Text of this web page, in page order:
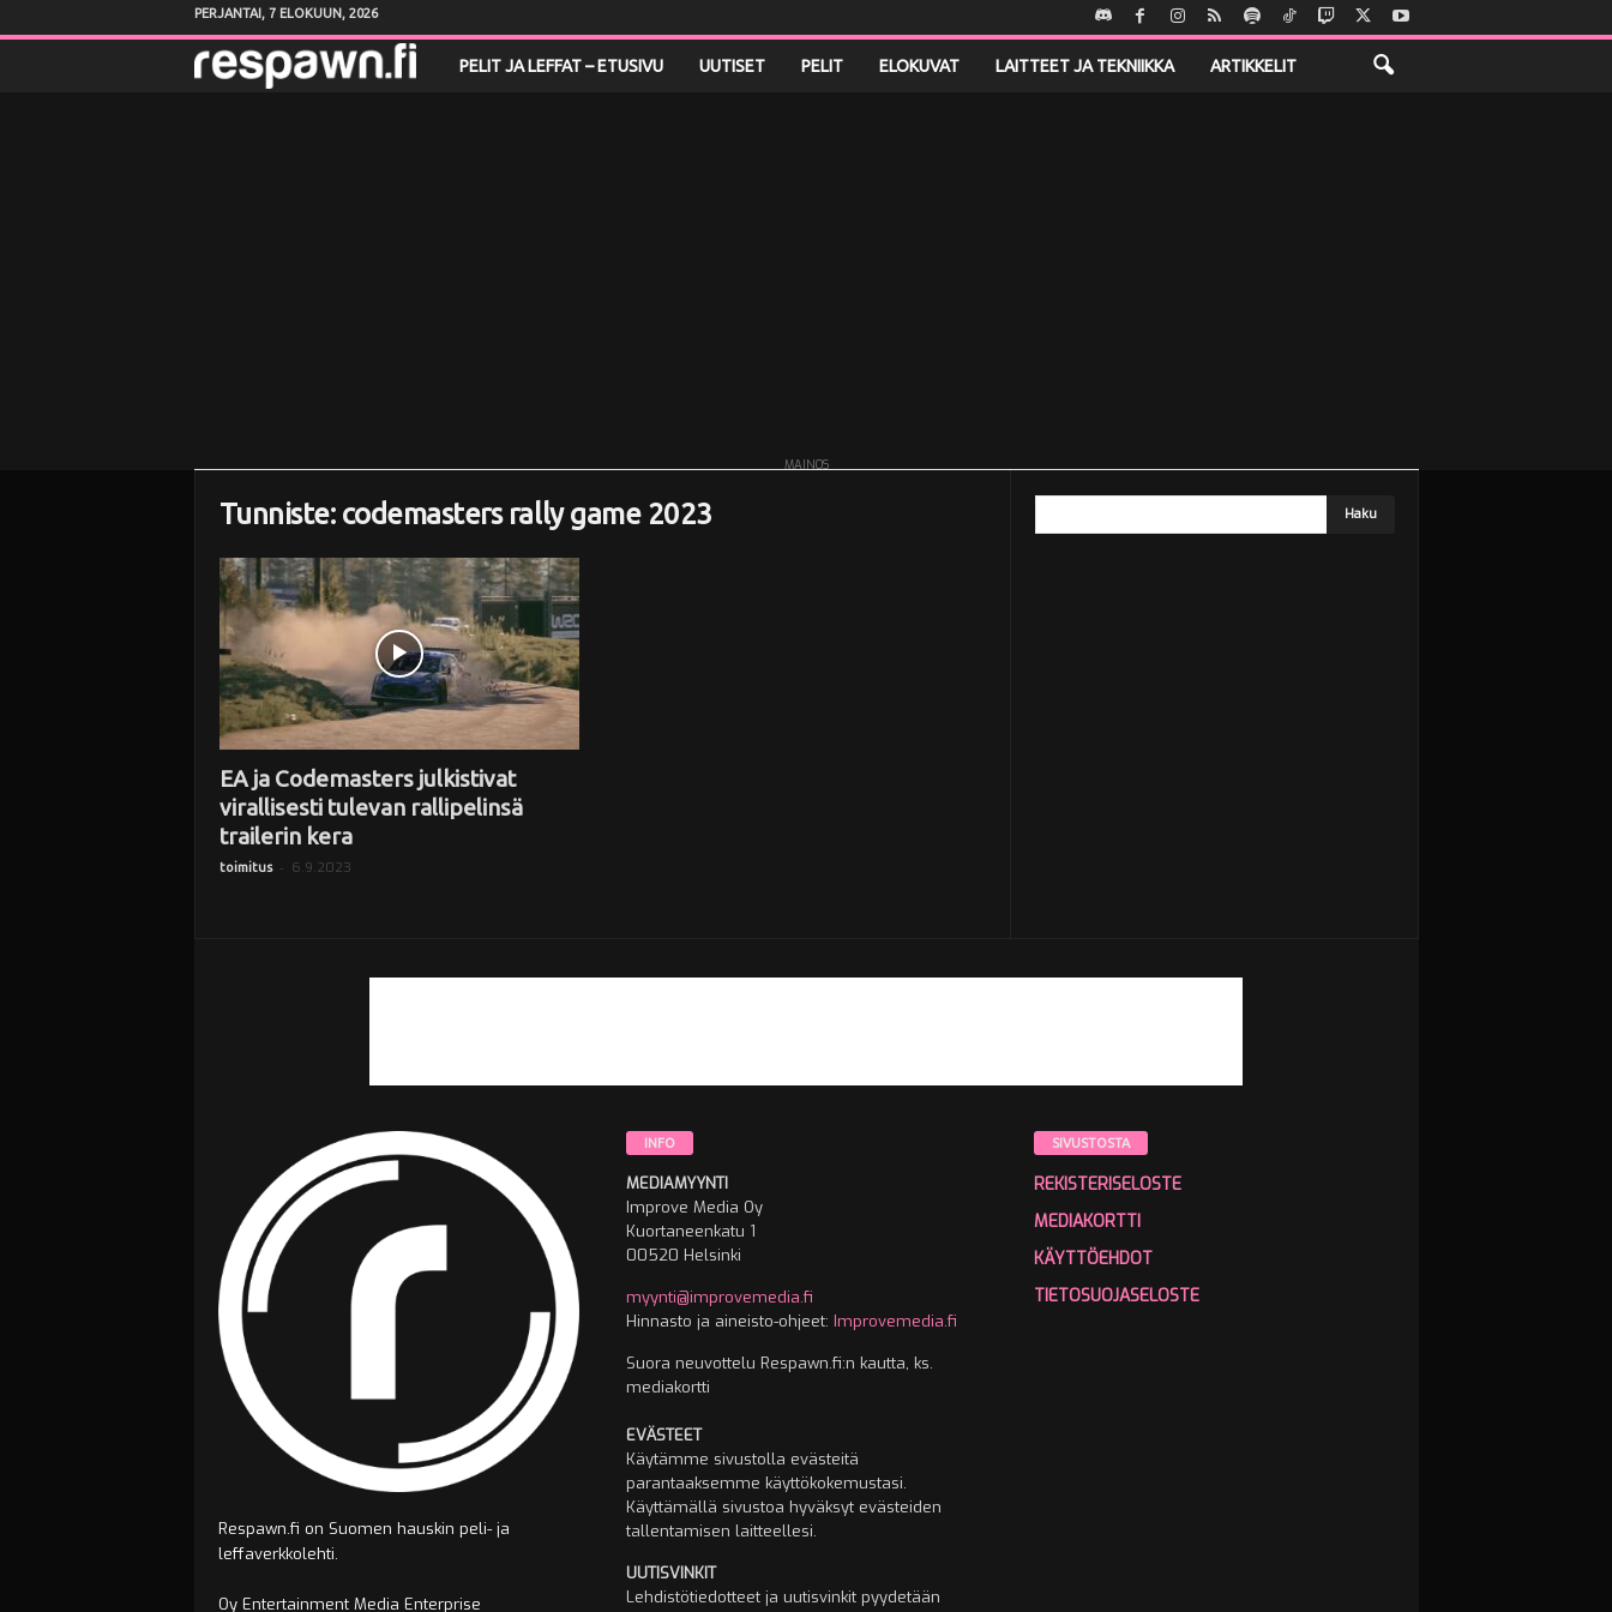
PERJANTAI, 7 ELOKUUN, 2026
PELIT JA LEFFAT – ETUSIVU UUTISET PELIT ELOKUVAT LAITTEET JA TEKNIIKKA ARTIKKELIT
MAINOS
Tunniste: codemasters rally game 2023
EA ja Codemasters julkistivat
virallisesti tulevan rallipelinsä
trailerin kera
toimitus - 6.9.2023
Respawn.fi on Suomen hauskin peli- ja
leffaverkkolehti.
Oy Entertainment Media Enterprise
INFO
MEDIAMYYNTI
Improve Media Oy
Kuortaneenkatu 1
00520 Helsinki
myynti@improvemedia.fi
Hinnasto ja aineisto-ohjeet: Improvemedia.fi
Suora neuvottelu Respawn.fi:n kautta, ks.
mediakortti
EVÄSTEET
Käytämme sivustolla evästeitä
parantaaksemme käyttökokemustasi.
Käyttämällä sivustoa hyväksyt evästeiden
tallentamisen laitteellesi.
UUTISVINKIT
Lehdistötiedotteet ja uutisvinkit pyydetään
SIVUSTOSTA
REKISTERISELOSTE
MEDIAKORTTI
KÄYTTÖEHDOT
TIETOSUOJASELOSTE